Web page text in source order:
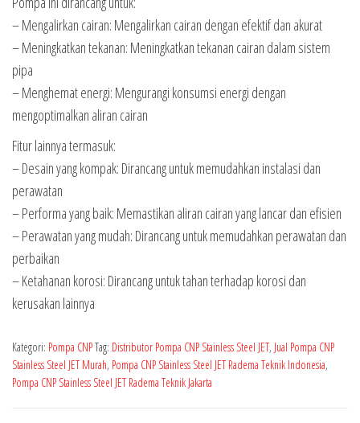
– Mengalirkan cairan: Mengalirkan cairan dengan efektif dan akurat
– Meningkatkan tekanan: Meningkatkan tekanan cairan dalam sistem
pipa
– Menghemat energi: Mengurangi konsumsi energi dengan
mengoptimalkan aliran cairan
Fitur lainnya termasuk:
– Desain yang kompak: Dirancang untuk memudahkan instalasi dan
perawatan
– Performa yang baik: Memastikan aliran cairan yang lancar dan efisien
– Perawatan yang mudah: Dirancang untuk memudahkan perawatan dan
perbaikan
– Ketahanan korosi: Dirancang untuk tahan terhadap korosi dan
kerusakan lainnya
Kategori: Pompa CNPTag: Distributor Pompa CNP Stainless Steel JET, Jual Pompa CNP
Stainless Steel JET Murah, Pompa CNP Stainless Steel JET Radema Teknik Indonesia,
Pompa CNP Stainless Steel JET Radema Teknik Jakarta